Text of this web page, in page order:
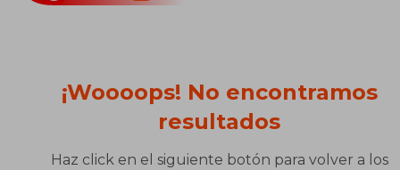
¡Woooops! No encontramos
resultados
Haz click en el siguiente botón para volver a los